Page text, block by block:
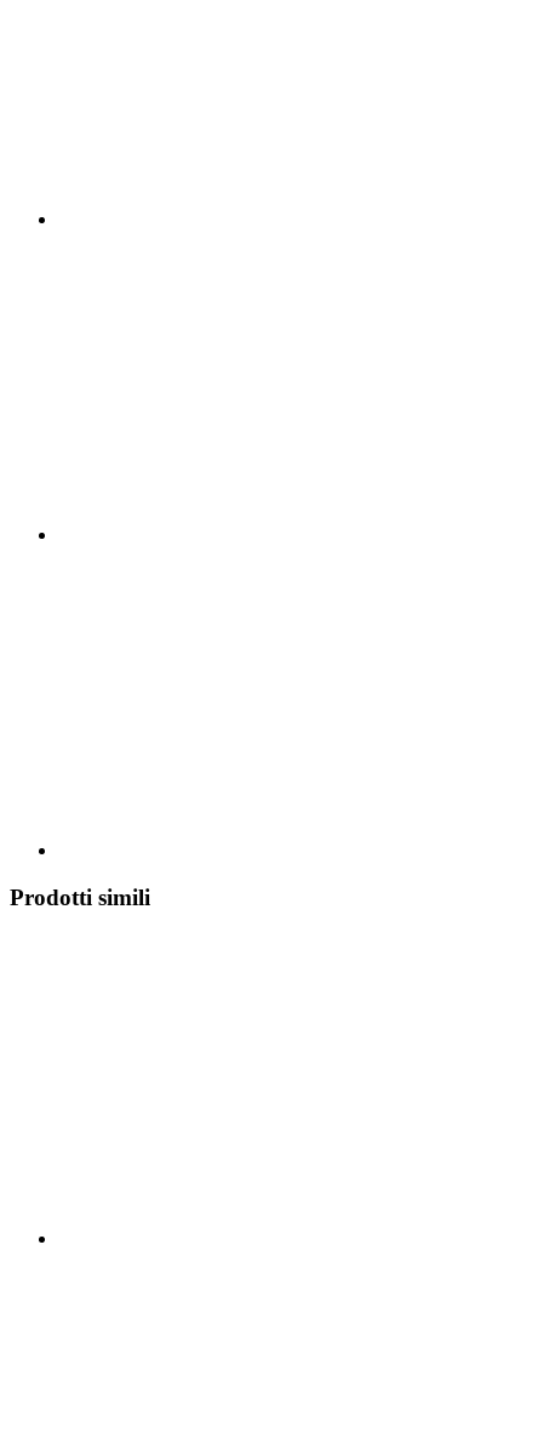
Prodotti simili